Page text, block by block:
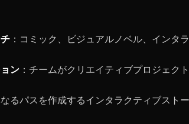
：コミック、ビジュアルノベル、インタ
ン ：チームがクリエイティブプロジェク
るパスを作成するインタラクティブストー